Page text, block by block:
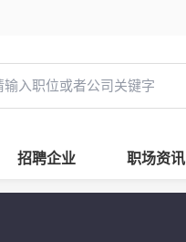
招聘企业 职场资讯